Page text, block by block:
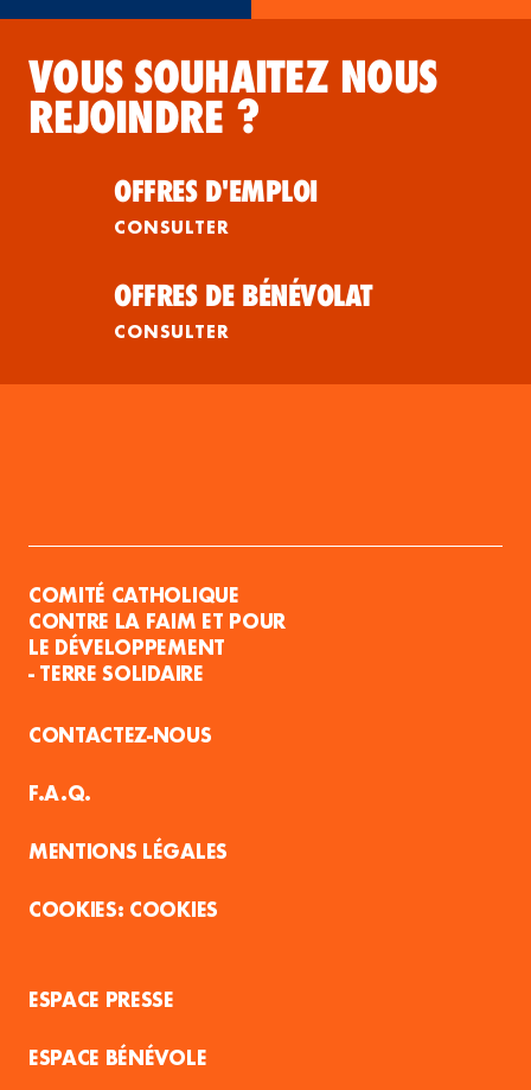
VOUS SOUHAITEZ NOUS
REJOINDRE ?
OFFRES D'EMPLOI
CONSULTER
OFFRES DE BÉNÉVOLAT
CONSULTER
COMITÉ CATHOLIQUE
CONTRE LA FAIM ET POUR
LE DÉVELOPPEMENT
- TERRE SOLIDAIRE
CONTACTEZ-NOUS
F.A.Q.
MENTIONS LÉGALES
COOKIES
ESPACE PRESSE
ESPACE BÉNÉVOLE